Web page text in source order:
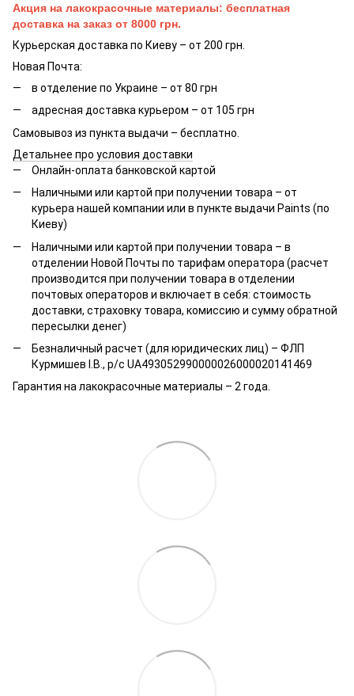
Акция на лакокрасочные материалы: бесплатная
доставка на заказ от 8000 грн.
Курьерская доставка по Киеву – от 200 грн.
Новая Почта:
в отделение по Украине – от 80 грн
адресная доставка курьером – от 105 грн
Самовывоз из пункта выдачи – бесплатно.
Детальнее про условия доставки
Онлайн-оплата банковской картой
Наличными или картой при получении товара – от
курьера нашей компании или в пункте выдачи Paints (по
Киеву)
Наличными или картой при получении товара – в
отделении Новой Почты по тарифам оператора (расчет
производится при получении товара в отделении
почтовых операторов и включает в себя: стоимость
доставки, страховку товара, комиссию и сумму обратной
пересылки денег)
Безналичный расчет (для юридических лиц) – ФЛП
Курмишев І.В., р/с UA493052990000026000020141469
Гарантия на лакокрасочные материалы – 2 года.